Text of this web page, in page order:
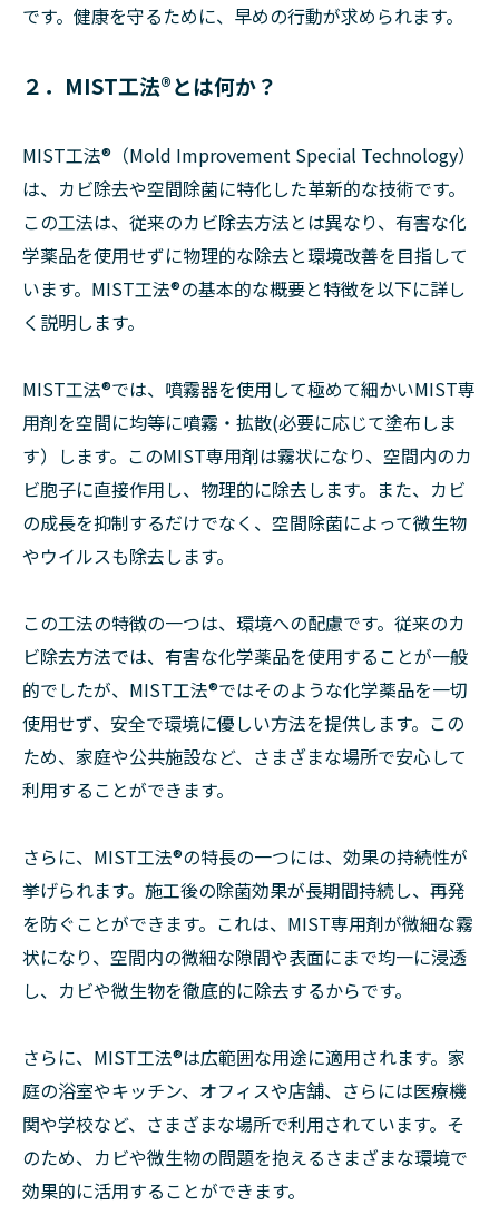
です。健康を守るために、早めの行動が求められます。
２．MIST工法®とは何か？
MIST工法®（Mold Improvement Special Technology）
は、カビ除去や空間除菌に特化した革新的な技術です。
この工法は、従来のカビ除去方法とは異なり、有害な化
学薬品を使用せずに物理的な除去と環境改善を目指して
います。MIST工法®の基本的な概要と特徴を以下に詳し
く説明します。
MIST工法®では、噴霧器を使用して極めて細かいMIST専
用剤を空間に均等に噴霧・拡散(必要に応じて塗布しま
す）します。このMIST専用剤は霧状になり、空間内のカ
ビ胞子に直接作用し、物理的に除去します。また、カビ
の成長を抑制するだけでなく、空間除菌によって微生物
やウイルスも除去します。
この工法の特徴の一つは、環境への配慮です。従来のカ
ビ除去方法では、有害な化学薬品を使用することが一般
的でしたが、MIST工法®ではそのような化学薬品を一切
使用せず、安全で環境に優しい方法を提供します。この
ため、家庭や公共施設など、さまざまな場所で安心して
利用することができます。
さらに、MIST工法®の特長の一つには、効果の持続性が
挙げられます。施工後の除菌効果が長期間持続し、再発
を防ぐことができます。これは、MIST専用剤が微細な霧
状になり、空間内の微細な隙間や表面にまで均一に浸透
し、カビや微生物を徹底的に除去するからです。
さらに、MIST工法®は広範囲な用途に適用されます。家
庭の浴室やキッチン、オフィスや店舗、さらには医療機
関や学校など、さまざまな場所で利用されています。そ
のため、カビや微生物の問題を抱えるさまざまな環境で
効果的に活用することができます。